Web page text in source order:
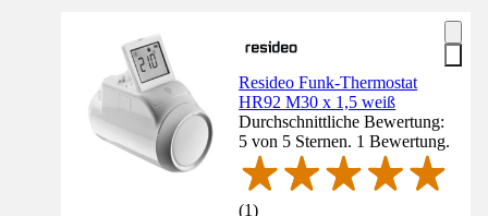
Resideo Funk-Thermostat
HR92 M30 x 1,5 weiß
Durchschnittliche Bewertung:
5 von 5 Sternen. 1 Bewertung.
(1)